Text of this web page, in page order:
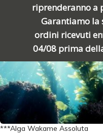
riprenderanno a
Garantiamo la
ordini ricevuti
04/08 prima
***Alga Wakame Assoluta